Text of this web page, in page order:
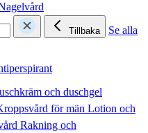
Tillbaka
Se alla
och duschgel
för män Lotion och
Rakning och